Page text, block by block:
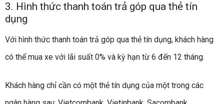
3. Hình thức thanh toán trả góp qua thẻ tín
dụng
Với hình thức thanh toán trả góp qua thẻ tín dụng, khách hàng
có thể mua xe với lãi suất 0% và kỳ hạn từ 6 đến 12 tháng.
Khách hàng chỉ cần có một thẻ tín dụng của một trong các